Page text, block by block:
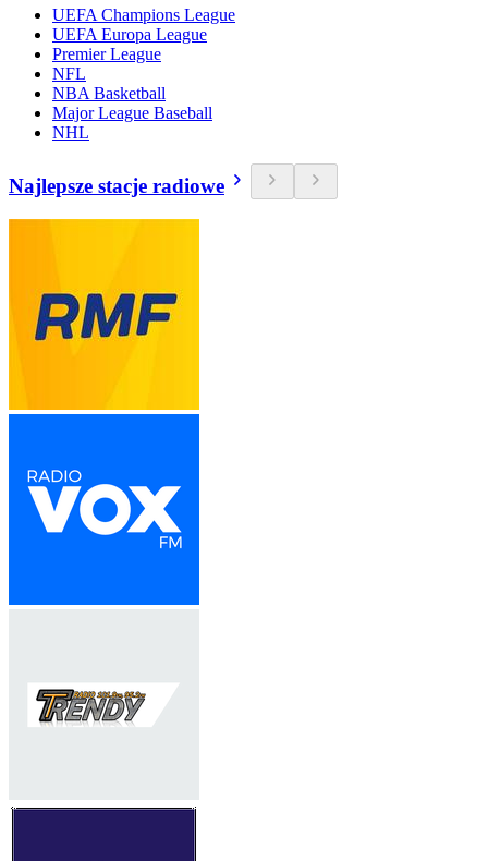
UEFA Champions League
UEFA Europa League
Premier League
NFL
NBA Basketball
Major League Baseball
NHL
Najlepsze stacje radiowe